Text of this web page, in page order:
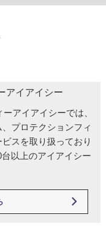
アイアイシー
アイアイシーでは、
プロテクションフィ
スを取り扱っており
以上のアイアイシー